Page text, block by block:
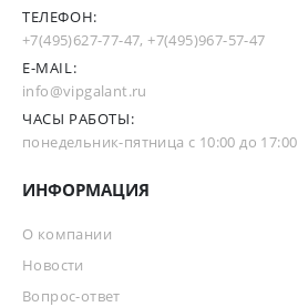
ТЕЛЕФОН:
+7(495)627-77-47,+7(495)967-57-47
E-MAIL:
info@vipgalant.ru
ЧАСЫ РАБОТЫ:
понедельник-пятница с 10:00 до 17:00
ИНФОРМАЦИЯ
О компании
Новости
Вопрос-ответ